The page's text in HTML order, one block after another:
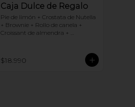
Caja Dulce de Regalo
Pie de limón + Crostata de Nutella
+ Brownie + Rollo de canela +
Croissant de almendra +
$18.990